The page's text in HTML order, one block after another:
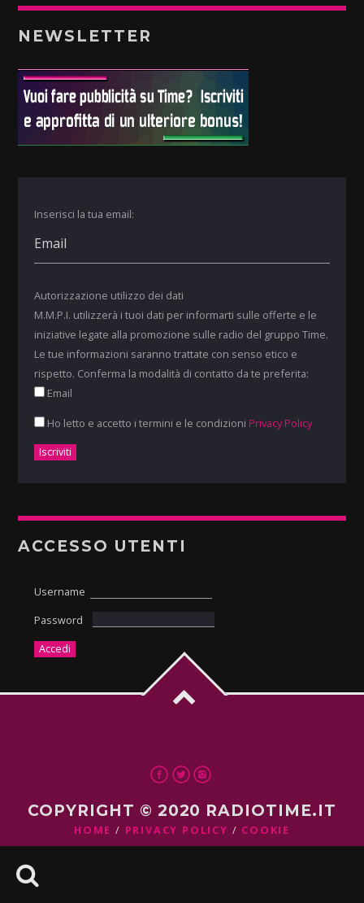
NEWSLETTER
Inserisci la tua email:
Autorizzazione utilizzo dei dati
M.M.P.I. utilizzerà i tuoi dati per informarti sulle offerte e le
iniziative legate alla promozione sulle radio del gruppo Time.
Le tue informazioni saranno trattate con senso etico e
rispetto. Conferma la modalità di contatto da te preferita:
Email
Ho letto e accetto i termini e le condizioni Privacy Policy
ACCESSO UTENTI
Username
Password
COPYRIGHT © 2020 RADIOTIME.IT
HOME PRIVACY POLICY COOKIE